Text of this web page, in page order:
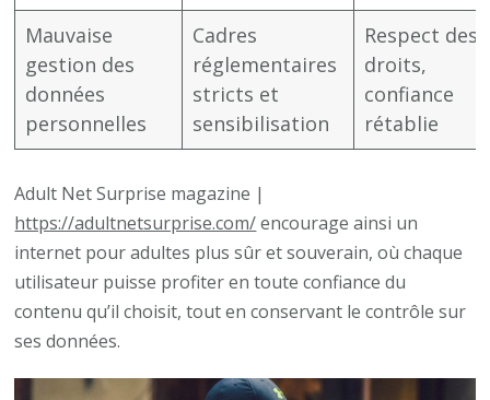
Mauvaise
gestion des
données
personnelles
Cadres
réglementaires
stricts et
sensibilisation
Respect des
droits,
confiance
rétablie
Adult Net Surprise magazine |
https://adultnetsurprise.com/encourage ainsi un
internet pour adultes plus sûr et souverain, où chaque
utilisateur puisse profiter en toute confiance du
contenu qu’il choisit, tout en conservant le contrôle sur
ses données.